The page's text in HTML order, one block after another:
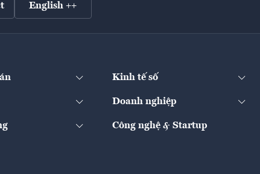
English ++
Kinh tế số
Doanh nghiệp
Công nghệ & Startup